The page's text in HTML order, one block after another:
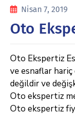
Nisan 7, 2019
Oto
Oto Ekspertiz
ve esnaflar
değildir ve
Oto ekspertiz
Oto ekspertiz